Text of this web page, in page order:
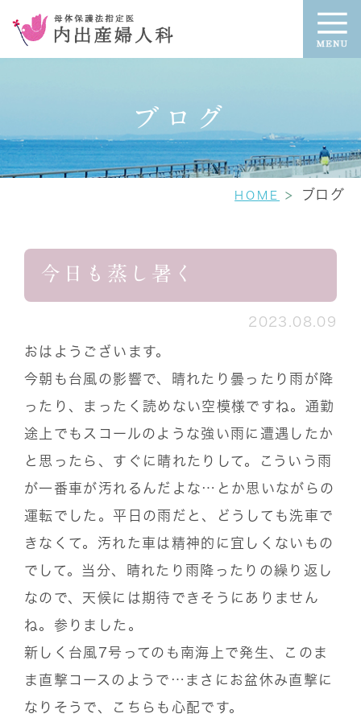
ブログ
HOME ブログ
今日も蒸し暑く
2023.08.09
おはようございます。
今朝も台風の影響で、晴れたり曇ったり雨が降
ったり、まったく読めない空模様ですね。通勤
途上でもスコールのような強い雨に遭遇したか
と思ったら、すぐに晴れたりして。こういう雨
が一番車が汚れるんだよな…とか思いながらの
運転でした。平日の雨だと、どうしても洗車で
きなくて。汚れた車は精神的に宜しくないもの
でして。当分、晴れたり雨降ったりの繰り返し
なので、天候には期待できそうにありません
ね。参りました。
新しく台風7号ってのも南海上で発生、このま
ま直撃コースのようで…まさにお盆休み直撃に
なりそうで、こちらも心配です。